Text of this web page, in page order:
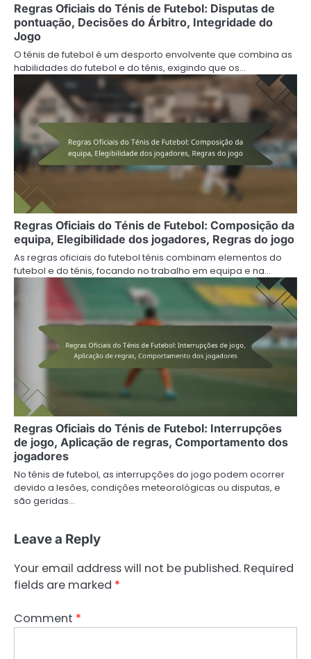
Regras Oficiais do Ténis de Futebol: Disputas de
pontuação, Decisões do Árbitro, Integridade do
Jogo
O ténis de futebol é um desporto envolvente que combina as
habilidades do futebol e do ténis, exigindo que os…
Regras Oficiais do Ténis de Futebol: Composição da
equipa, Elegibilidade dos jogadores, Regras do jogo
As regras oficiais do futebol ténis combinam elementos do
futebol e do ténis, focando no trabalho em equipa e na…
Regras Oficiais do Ténis de Futebol: Interrupções
de jogo, Aplicação de regras, Comportamento dos
jogadores
No ténis de futebol, as interrupções do jogo podem ocorrer
devido a lesões, condições meteorológicas ou disputas, e
são geridas…
Leave a Reply
Your email address will not be published. Required
fields are marked *
Comment *